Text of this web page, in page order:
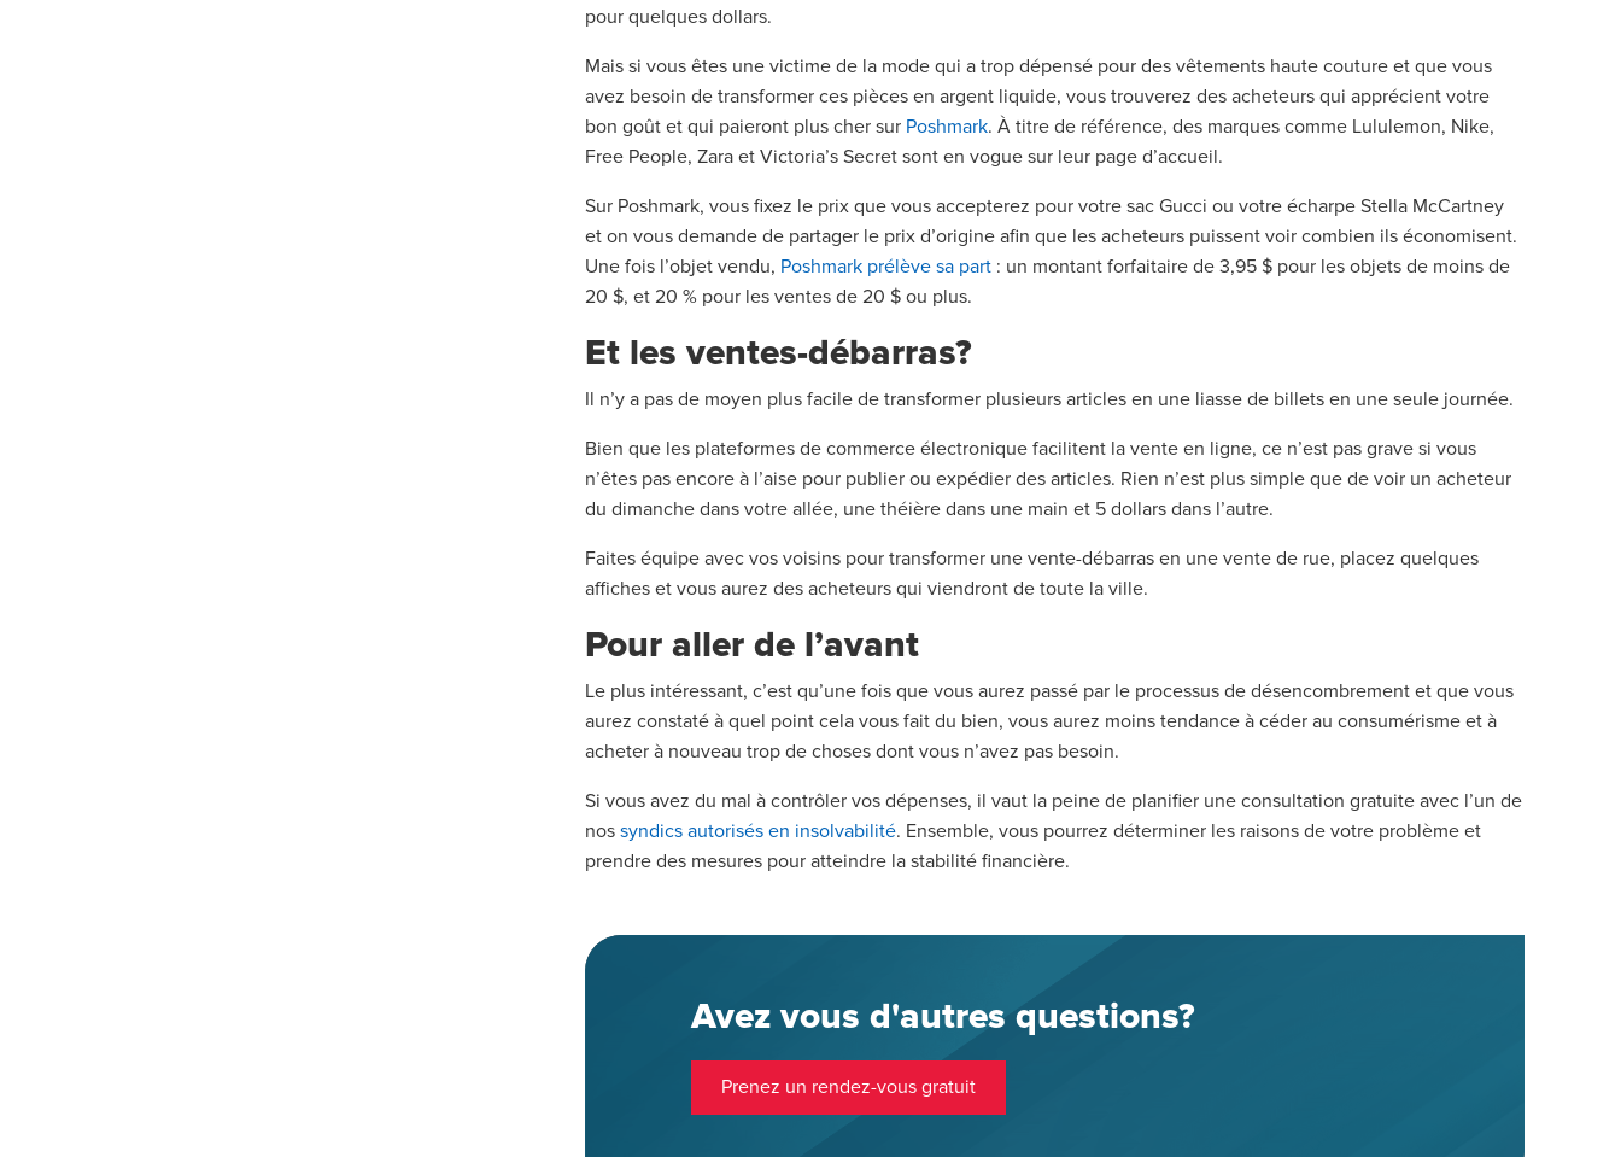
pour quelques dollars.
Mais si vous êtes une victime de la mode qui a trop dépensé pour des vêtements haute couture et que vous
avez besoin de transformer ces pièces en argent liquide, vous trouverez des acheteurs qui apprécient votre
bon goût et qui paieront plus cher sur Poshmark. À titre de référence, des marques comme Lululemon, Nike,
Free People, Zara et Victoria’s Secret sont en vogue sur leur page d’accueil.
Sur Poshmark, vous fixez le prix que vous accepterez pour votre sac Gucci ou votre écharpe Stella McCartney
et on vous demande de partager le prix d’origine afin que les acheteurs puissent voir combien ils économisent.
Une fois l’objet vendu, Poshmark prélève sa part: un montant forfaitaire de 3,95 $ pour les objets de moins de
20 $, et 20 % pour les ventes de 20 $ ou plus.
Et les ventes-débarras?
Il n’y a pas de moyen plus facile de transformer plusieurs articles en une liasse de billets en une seule journée.
Bien que les plateformes de commerce électronique facilitent la vente en ligne, ce n’est pas grave si vous
n’êtes pas encore à l’aise pour publier ou expédier des articles. Rien n’est plus simple que de voir un acheteur
du dimanche dans votre allée, une théière dans une main et 5 dollars dans l’autre.
Faites équipe avec vos voisins pour transformer une vente-débarras en une vente de rue, placez quelques
affiches et vous aurez des acheteurs qui viendront de toute la ville.
Pour aller de l’avant
Le plus intéressant, c’est qu’une fois que vous aurez passé par le processus de désencombrement et que vous
aurez constaté à quel point cela vous fait du bien, vous aurez moins tendance à céder au consumérisme et à
acheter à nouveau trop de choses dont vous n’avez pas besoin.
Si vous avez du mal à contrôler vos dépenses, il vaut la peine de planifier une consultation gratuite avec l’un de
nos syndics autorisés en insolvabilité. Ensemble, vous pourrez déterminer les raisons de votre problème et
prendre des mesures pour atteindre la stabilité financière.
Avez vous d'autres questions?
Prenez un rendez-vous gratuit